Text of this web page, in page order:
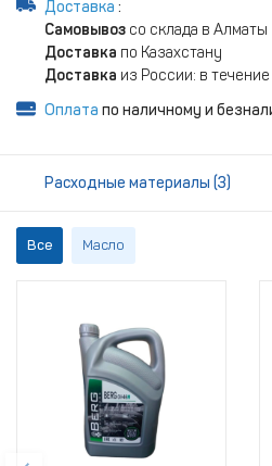
Доставка :
Самовывоз со склада в Алматы
Доставка по Казахстану
Доставка из России: в
Оплата по наличному и
Расходные материалы (3)
Все Масло